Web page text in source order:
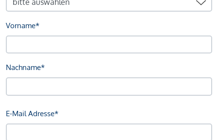
Vorname*
Nachname*
E-Mail Adresse*